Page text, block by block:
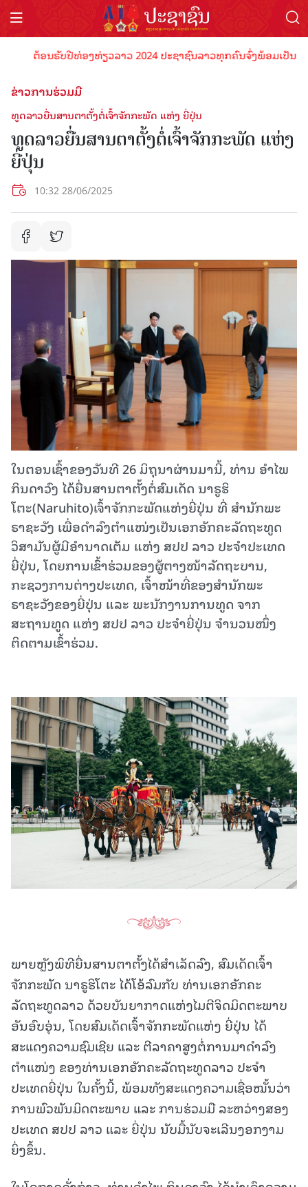
ຕ້ອນຮັບປີທ່ອງທ່ຽວລາວ 2024 ປະຊາຊົນລາວທຸກຄົນຈົ່ງພ້ອມເປັນເຈົ້
ຂ່າວການຮ່ວມມື
ທູດລາວຍື່ນສານຕາຕັ້ງຕໍ່ເຈົ້າຈັກກະພັດ ແຫ່ງ ຍີ່ປຸ່ນ
ທູດລາວຍື່ນສານຕາຕັ້ງຕໍ່ເຈົ້າຈັກກະພັດ ແຫ່ງ
ຍີ່ປຸ່ນ
10:32 28/06/2025
ໃນຕອນເຊົ້າຂອງວັນທີ 26 ມິຖຸນາຜ່ານມານີ້, ທ່ານ ອໍາໄພ
ກິນດາວົງ ໄດ້ຍື່ນສານຕາຕັ້ງຕໍ່ສົມເດັດ ນາຣູຮິ
ໂຕະ(Naruhito)ເຈົ້າຈັກກະພັດແຫ່ງຍີ່ປຸ່ນ ທີ່ ສໍານັກພະ
ຣາຊະວັງ ເພື່ອດໍາລົງຕໍາແໜ່ງເປັນເອກອັກຄະລັດຖະທູດ
ວິສາມັນຜູ້ມີອຳນາດເຕັມ ແຫ່ງ ສປປ ລາວ ປະຈຳປະເທດ
ຍີ່ປຸ່ນ, ໂດຍການເຂົ້າຮ່ວມຂອງຜູ້ຕາງໜ້າລັດຖະບານ,
ກະຊວງການຕ່າງປະເທດ, ເຈົ້າໜ້າທີ່ຂອງສຳນັກພະ
ຣາຊະວັງຂອງຍີ່ປຸ່ນ ແລະ ພະນັກງານການທູດ ຈາກ
ສະຖານທູດ ແຫ່ງ ສປປ ລາວ ປະຈໍາຍີ່ປຸ່ນ ຈໍານວນໜຶ່ງ
ຕິດຕາມເຂົ້າຮ່ວມ.
ພາຍຫຼັງພິທີຍື່ນສານຕາຕັ້ງໄດ້ສຳເລັດລົງ, ສົມເດັດເຈົ້າ
ຈັກກະພັດ ນາຣູຮິໂຕະ ໄດ້ໂອ້ລົມກັບ ທ່ານເອກອັກຄະ
ລັດຖະທູດລາວ ດ້ວຍບັນຍາກາດແຫ່ງໄມຕີຈິດມິດຕະພາບ
ອັນອົບອຸ່ນ, ໂດຍສົມເດັດເຈົ້າຈັກກະພັດແຫ່ງ ຍີ່ປຸ່ນ ໄດ້
ສະແດງຄວາມຊົມເຊີຍ ແລະ ຕີລາຄາສູງຕໍ່ການມາດຳລົງ
ຕຳແໜ່ງ ຂອງທ່ານເອກອັກຄະລັດຖະທູດລາວ ປະຈຳ
ປະເທດຍີ່ປຸ່ນ ໃນຄັ້ງນີ້, ພ້ອມທັງສະແດງຄວາມເຊື່ອໝັ້ນວ່າ
ການພົວພັນມິດຕະພາບ ແລະ ການຮ່ວມມື ລະຫວ່າງສອງ
ປະເທດ ສປປ ລາວ ແລະ ຍີ່ປຸ່ນ ນັບມື້ນັບຈະເລີນງອກງາມ
ຍິ່ງຂຶ້ນ.